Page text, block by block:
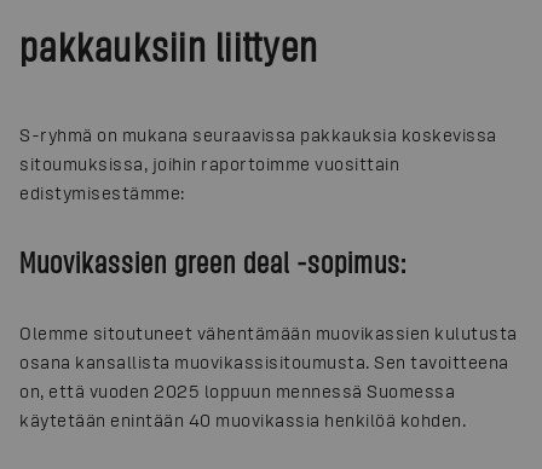
pakkauksiin liittyen
S-ryhmä on mukana seuraavissa pakkauksia koskevissa
sitoumuksissa, joihin raportoimme vuosittain
edistymisestämme:
Muovikassien green deal -sopimus:
Olemme sitoutuneet vähentämään muovikassien kulutusta
osana kansallista muovikassisitoumusta. Sen tavoitteena
on, että vuoden 2025 loppuun mennessä Suomessa
käytetään enintään 40 muovikassia henkilöä kohden.